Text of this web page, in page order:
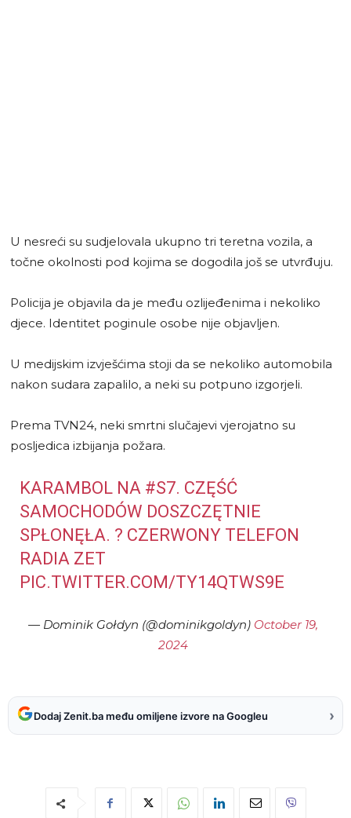
U nesreći su sudjelovala ukupno tri teretna vozila, a
točne okolnosti pod kojima se dogodila još se utvrđuju.
Policija je objavila da je među ozlijeđenima i nekoliko
djece. Identitet poginule osobe nije objavljen.
U medijskim izvješćima stoji da se nekoliko automobila
nakon sudara zapalilo, a neki su potpuno izgorjeli.
Prema TVN24, neki smrtni slučajevi vjerojatno su
posljedica izbijanja požara.
KARAMBOL NA #S7. CZĘŚĆ
SAMOCHODÓW DOSZCZĘTNIE
SPŁONĘŁA. ? CZERWONY TELEFON
RADIA ZET
PIC.TWITTER.COM/TY14QTWS9E
— Dominik Gołdyn (@dominikgoldyn) October 19,
2024
Dodaj Zenit.ba među omiljene izvore na Googleu ›